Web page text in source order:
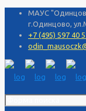
МАУС
г.Одинцово,
+7 (495) 597 40